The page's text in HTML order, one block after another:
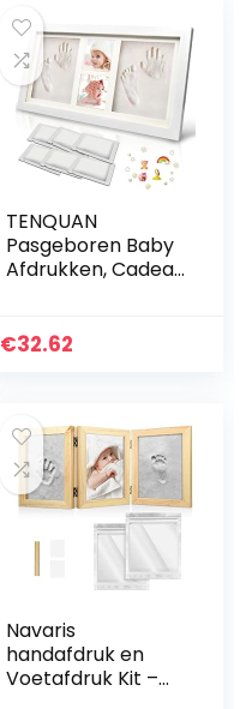
TENQUAN
Pasgeboren Baby
Afdrukken, Cadeau
Pakjes Klei en
Pasgeboren Baby
Voetafdruk Frame,
Baby Doop
Decoratie
€32.62
Navaris
handafdruk en
Voetafdruk Kit –